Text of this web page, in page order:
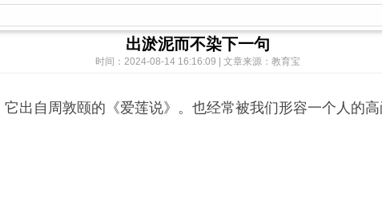
出淤泥而不染下一句
时间：2024-08-14 16:16:09 | 文章来源：教育宝
出自周敦颐的《爱莲说》。也经常被我们形容一个人的高